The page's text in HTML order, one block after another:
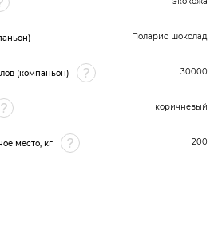
Поларис шоколад
(компаньон) 30000
коричневый
место, кг 200